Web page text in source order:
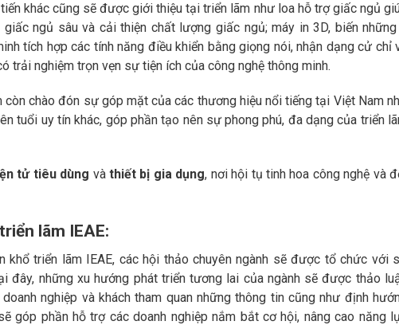
khác cũng sẽ được giới thiệu tại triển lãm như loa hỗ trợ giấc ngủ
ngủ sâu và cải thiện chất lượng giấc ngủ; máy in 3D, biến
tích hợp các tính năng điều khiển bằng giọng nói, nhận dạng cử chỉ
trải nghiệm trọn vẹn sự tiện ích của công nghệ thông minh.
còn chào đón sự góp mặt của các thương hiệu nổi tiếng tại Việt Nam
tuổi uy tín khác, góp phần tạo nên sự phong phú, đa dạng của triển
tử tiêu dùng và thiết bị gia dụng, nơi hội tụ tinh hoa công nghệ và
lãm IEAE:
khổ triển lãm IEAE, các hội thảo chuyên ngành sẽ được tổ chức với
đây, những xu hướng phát triển tương lai của ngành sẽ được thảo
nghiệp và khách tham quan những thông tin cũng như định
góp phần hỗ trợ các doanh nghiệp nắm bắt cơ hội, nâng cao năng